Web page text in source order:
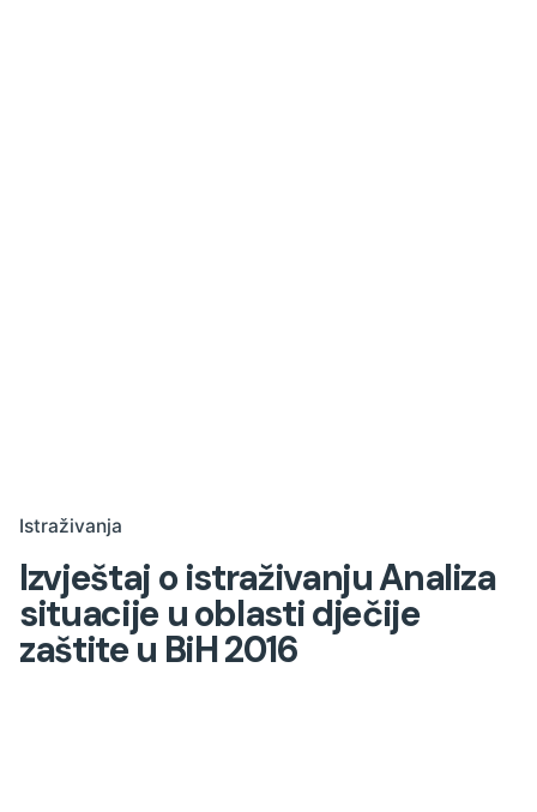
Istraživanja
Izvještaj o istraživanju Analiza
situacije u oblasti dječije
zaštite u BiH 2016